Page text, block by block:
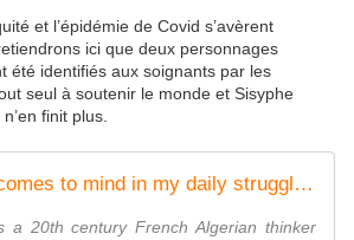
et l’épidémie de Covid s’avèrent
ici que deux personnages
été identifiés aux soignants par les
seul à soutenir le monde et Sisyphe
finit plus.
Why Sisyphus comes to mind in my daily struggles against coronavirus
a 20th century French Algerian thinker